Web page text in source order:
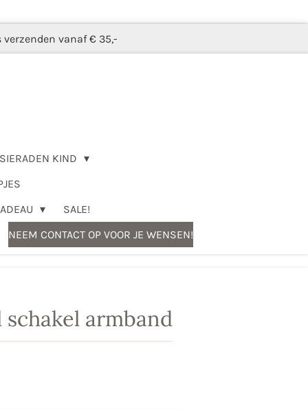
verzenden vanaf € 35,-
KIND
SALE!
NEEM CONTACT OP VOOR JE WENSEN!
armband